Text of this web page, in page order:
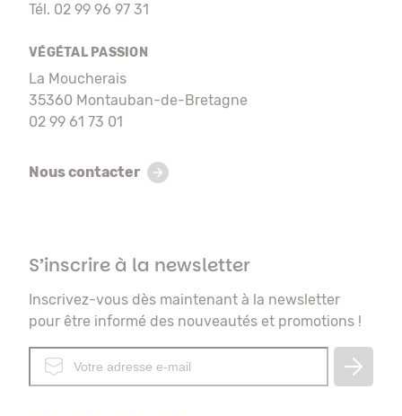
Tél. 02 99 96 97 31
VÉGÉTAL PASSION
La Moucherais
35360 Montauban-de-Bretagne
02 99 61 73 01
Nous contacter
S’inscrire à la newsletter
Inscrivez-vous dès maintenant à la newsletter
pour être informé des nouveautés et promotions !